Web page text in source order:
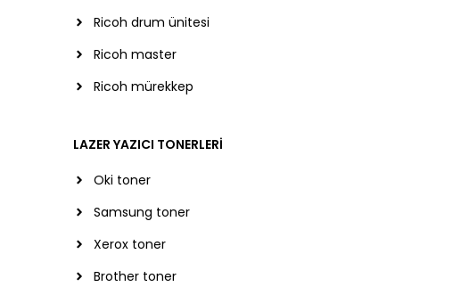
Ricoh drum ünitesi
Ricoh master
Ricoh mürekkep
LAZER YAZICI TONERLERİ
Oki toner
Samsung toner
Xerox toner
Brother toner